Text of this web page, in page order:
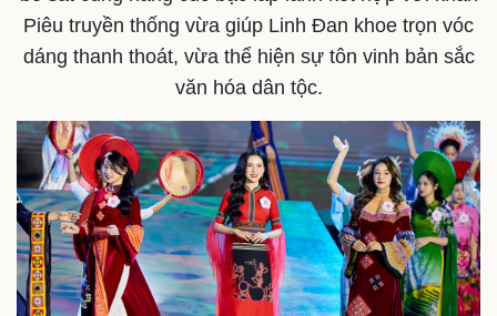
Piêu truyền thống vừa giúp Linh Đan khoe trọn vóc
dáng thanh thoát, vừa thể hiện sự tôn vinh bản sắc
văn hóa dân tộc.